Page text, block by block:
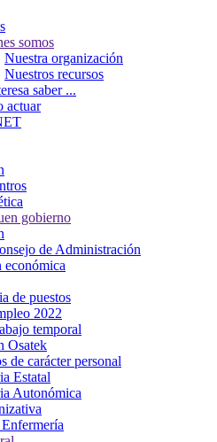
somos
Nuestra organización
Nuestros recursos
saber ...
actuar
gobierno
de Administración
de puestos
2022
temporal
Osatek
de carácter personal
Estatal
Autonómica